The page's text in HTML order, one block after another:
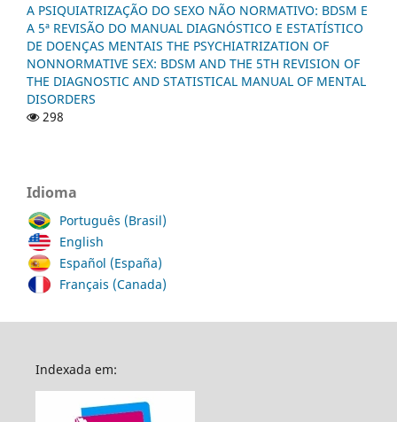
A PSIQUIATRIZAÇÃO DO SEXO NÃO NORMATIVO: BDSM E
A 5ª REVISÃO DO MANUAL DIAGNÓSTICO E ESTATÍSTICO
DE DOENÇAS MENTAIS THE PSYCHIATRIZATION OF
NONNORMATIVE SEX: BDSM AND THE 5TH REVISION OF
THE DIAGNOSTIC AND STATISTICAL MANUAL OF MENTAL
DISORDERS
298
Idioma
Português (Brasil)
English
Español (España)
Français (Canada)
Indexada em: